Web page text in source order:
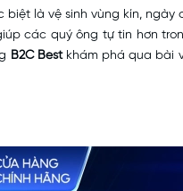
biệt là vệ sinh vùng kín,
các quý ông tự tin hơn
B2C Best khám phá qua bài